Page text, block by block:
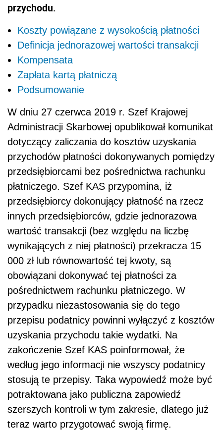
przychodu.
Koszty powiązane z wysokością płatności
Definicja jednorazowej wartości transakcji
Kompensata
Zapłata kartą płatniczą
Podsumowanie
W dniu 27 czerwca 2019 r. Szef Krajowej
Administracji Skarbowej opublikował komunikat
dotyczący zaliczania do kosztów uzyskania
przychodów płatności dokonywanych pomiędzy
przedsiębiorcami bez pośrednictwa rachunku
płatniczego. Szef KAS przypomina, iż
przedsiębiorcy dokonujący płatność na rzecz
innych przedsiębiorców, gdzie jednorazowa
wartość transakcji (bez względu na liczbę
wynikających z niej płatności) przekracza 15
000 zł lub równowartość tej kwoty, są
obowiązani dokonywać tej płatności za
pośrednictwem rachunku płatniczego. W
przypadku niezastosowania się do tego
przepisu podatnicy powinni wyłączyć z kosztów
uzyskania przychodu takie wydatki. Na
zakończenie Szef KAS poinformował, że
według jego informacji nie wszyscy podatnicy
stosują te przepisy. Taka wypowiedź może być
potraktowana jako publiczna zapowiedź
szerszych kontroli w tym zakresie, dlatego już
teraz warto przygotować swoją firmę.